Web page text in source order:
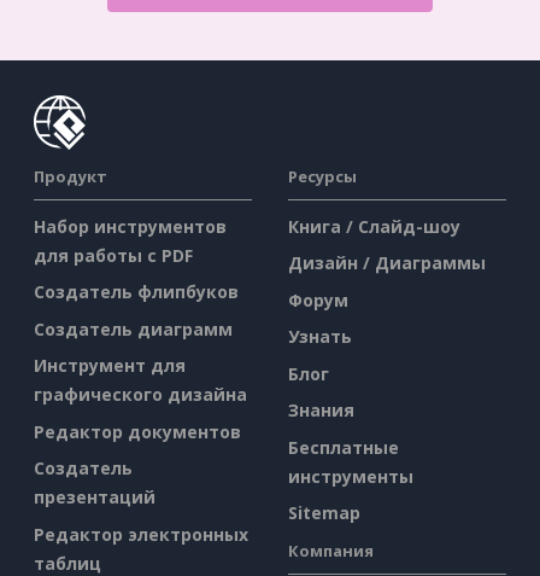
Продукт
Набор инструментов
для работы с PDF
Создатель флипбуков
Создатель диаграмм
Инструмент для
графического дизайна
Редактор документов
Создатель
презентаций
Редактор электронных
таблиц
Ресурсы
Книга / Слайд-шоу
Дизайн / Диаграммы
Форум
Узнать
Блог
Знания
Бесплатные
инструменты
Sitemap
Компания